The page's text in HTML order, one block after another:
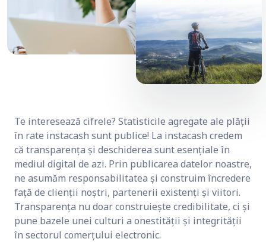
Te interesează cifrele? Statisticile agregate ale plății
în rate instacash sunt publice! La instacash credem
că transparența și deschiderea sunt esențiale în
mediul digital de azi. Prin publicarea datelor noastre,
ne asumăm responsabilitatea și construim încredere
față de clienții noștri, partenerii existenți și viitori.
Transparența nu doar construiește credibilitate, ci și
pune bazele unei culturi a onestității și integrității
în sectorul comerțului electronic.